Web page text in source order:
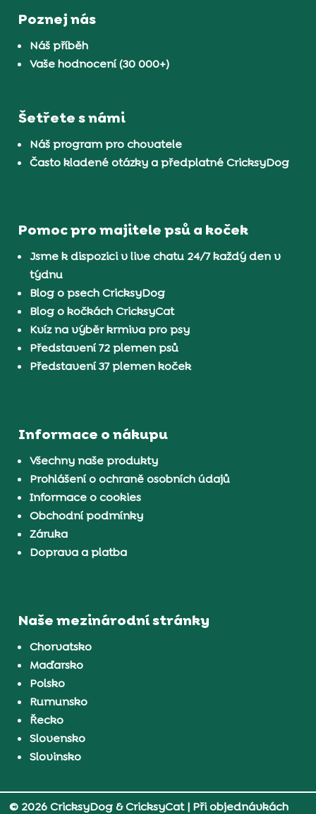
Poznej nás
Náš příběh
Vaše hodnocení (30 000+)
Šetřete s námi
Náš program pro chovatele
Často kladené otázky a předplatné CricksyDog
Pomoc pro majitele psů a koček
Jsme k dispozici v live chatu 24/7 každý den v
týdnu
Blog o psech CricksyDog
Blog o kočkách CricksyCat
Kvíz na výběr krmiva pro psy
Představení 72 plemen psů
Představení 37 plemen koček
Informace o nákupu
Všechny naše produkty
Prohlášení o ochraně osobních údajů
Informace o cookies
Obchodní podmínky
Záruka
Doprava a platba
Naše mezinárodní stránky
Chorvatsko
Maďarsko
Polsko
Rumunsko
Řecko
Slovensko
Slovinsko
© 2026 CricksyDog & CricksyCat| Při objednávkách